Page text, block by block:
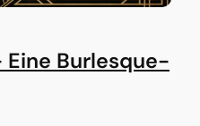
Burlesque-